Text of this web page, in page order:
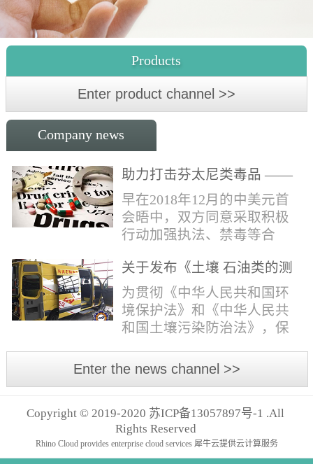
Products
Enter product channel >>
Company news
助力打击芬太尼类毒品 ——
布鲁克提供快速检测解决方
案
早在2018年12月的中美元首
会晤中，双方同意采取积极
行动加强执法、禁毒等合
管控。2019年4月，我国宣布
正式将“芬太尼类物质”按类
纳入毒品管制范畴。日前禁
毒委与公安部再次发声严管
赴，助力打击芬太尼类毒
方案！针对芬太尼类毒品的
快速分析，布鲁克推出红外
快速鉴定解决方案。包含
关于发布《土壤 石油类的测
定 红外分光光度法》等五项
国家环境保护标准的公告
为贯彻《中华人民共和国环
境保护法》和《中华人民共
和国土壤污染防治法》，保
康，规范生态环境监测工
项标准为国家环境保护标
准，并予发布。标准名称、
编号如下。一、《土壤 石油
Enter the news channel >>
Copyright © 2019-2020 苏ICP备13057897号-1 .All
Rights Reserved
Rhino Cloud provides enterprise cloud services 犀牛云提供云计算服务